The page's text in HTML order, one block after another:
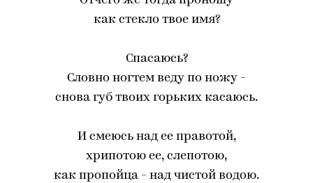
как стекло твое имя?
Спасаюсь?
Словно ногтем веду по ножу -
снова губ твоих горьких касаюсь.
И смеюсь над ее правотой,
хрипотою ее, слепотою,
как пропойца - над чистой водою.